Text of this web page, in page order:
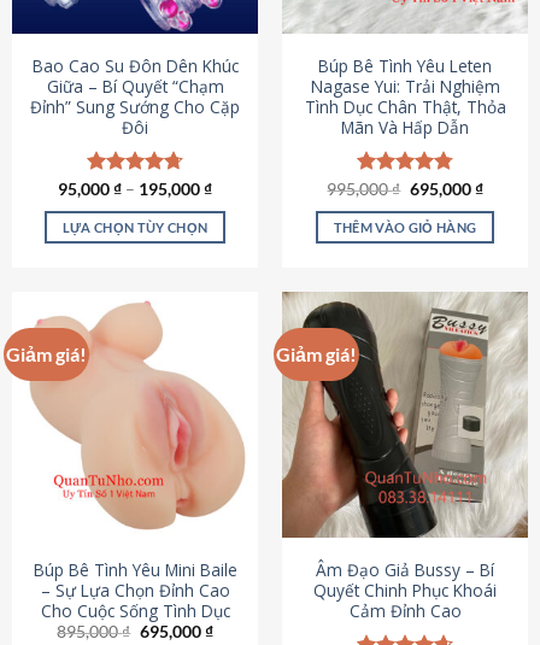
Bao Cao Su Đôn Dên Khúc
Giữa – Bí Quyết “Chạm
Đỉnh” Sung Sướng Cho Cặp
Đôi
Được xếp
hạng4.70
5 sao
95,000₫ – 195,000₫
LỰA CHỌN TÙY CHỌN
này
nhiều
biến
thể.
chọn
thể
chọn
trên
trang
Búp Bê Tình Yêu Leten
Nagase Yui: Trải Nghiệm
Tình Dục Chân Thật, Thỏa
Mãn Và Hấp Dẫn
Được xếp
hạng4.80
5 sao
995,000₫ Giá
là:
995,000 ₫.
695,000₫Giá
tại
THÊM VÀO GIỎ HÀNG
Giảm giá!
Búp Bê Tình Yêu Mini Baile
– Sự Lựa Chọn Đỉnh Cao
Cho Cuộc Sống Tình Dục
895,000₫ Giá
695,000₫Giá
Giảm giá!
Âm Đạo Giả Bussy – Bí
Quyết Chinh Phục Khoái
Cảm Đỉnh Cao